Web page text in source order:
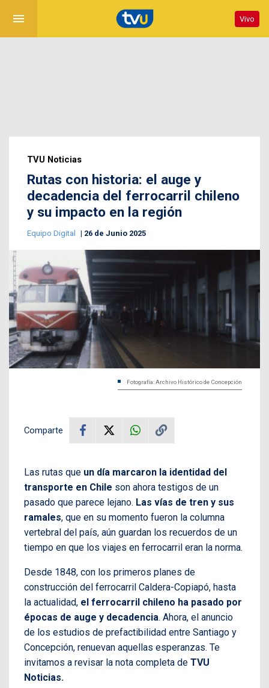
menu Vivo
TVU Noticias
Rutas con historia: el auge y
decadencia del ferrocarril chileno
y su impacto en la región
Equipo Digital 26 de Junio 2025
Fotografía: Archivo Histórico de Concepción
Comparte
Las rutas que un día marcaron la identidad del
transporte en Chile son ahora testigos de un
pasado que parece lejano. Las vías de tren y sus
ramales, que en su momento fueron la columna
vertebral del país, aún guardan los recuerdos de un
tiempo en que los viajes en ferrocarril eran la norma.
Desde 1848, con los primeros planes de
construcción del ferrocarril Caldera-Copiapó, hasta
la actualidad, el ferrocarril chileno ha pasado por
épocas de auge y decadencia. Ahora, el anuncio
de los estudios de prefactibilidad entre Santiago y
Concepción, renuevan aquellas esperanzas. Te
invitamos a revisar la nota completa de TVU
Noticias.